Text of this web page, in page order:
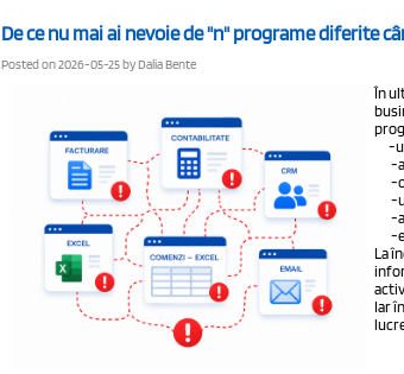
De ce nu mai ai nevoie de "n" programe diferite
Posted on 2026-05-25 by Dalia Bente
În
-
-
-o
-
-
-
La
Iar